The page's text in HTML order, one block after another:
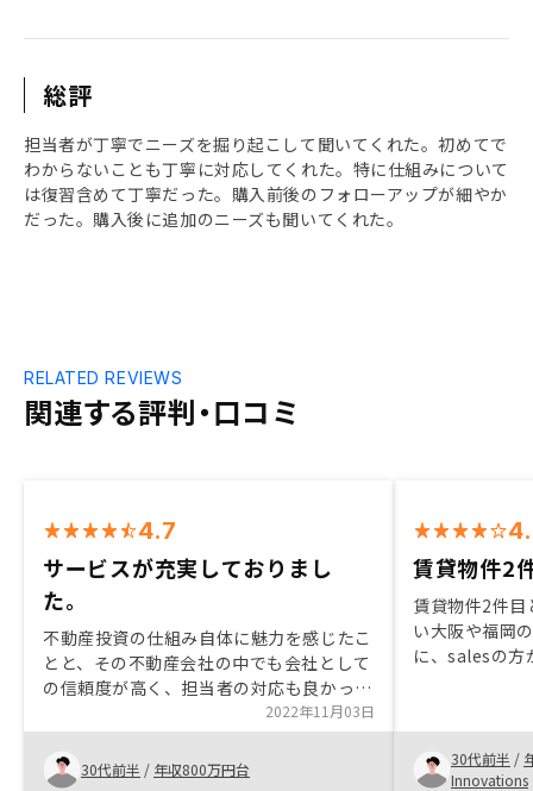
総評
担当者が丁寧でニーズを掘り起こして聞いてくれた。初めてで
わからないことも丁寧に対応してくれた。特に仕組みについて
は復習含めて丁寧だった。購入前後のフォローアップが細やか
だった。購入後に追加のニーズも聞いてくれた。
関連する評判・口コミ
RELATED REVIEWS
4.7
サービスが充実しておりまし
た。
不動産投資の仕組み自体に魅力を感じたこ
とと、その不動産会社の中でも会社として
の信頼度が高く、担当者の対応も良かった
ため。 また、丁寧にメリットデメリット
を説明いただいたり、今後のフローや会社
の方向性なども共有いただいたため。
2022年11月03日
30代前半 / 年収800万円台
賃貸物件2
賃貸物件2件
い大阪や福岡
に、salesの方
後は物件管理
管理できるこ
30代前半 /
Innovations